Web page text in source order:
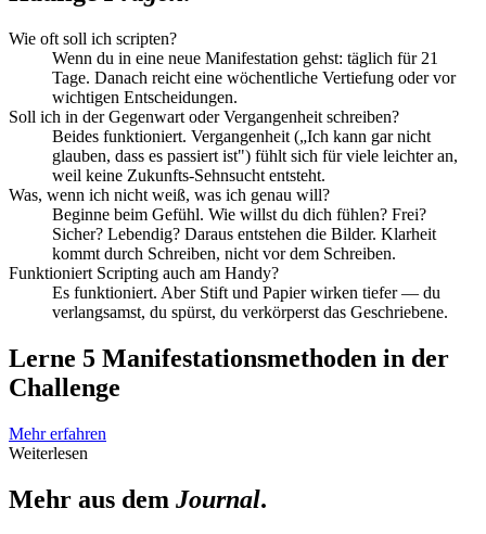
Wie oft soll ich scripten?
Wenn du in eine neue Manifestation gehst: täglich für 21
Tage. Danach reicht eine wöchentliche Vertiefung oder vor
wichtigen Entscheidungen.
Soll ich in der Gegenwart oder Vergangenheit schreiben?
Beides funktioniert. Vergangenheit („Ich kann gar nicht
glauben, dass es passiert ist") fühlt sich für viele leichter an,
weil keine Zukunfts-Sehnsucht entsteht.
Was, wenn ich nicht weiß, was ich genau will?
Beginne beim Gefühl. Wie willst du dich fühlen? Frei?
Sicher? Lebendig? Daraus entstehen die Bilder. Klarheit
kommt durch Schreiben, nicht vor dem Schreiben.
Funktioniert Scripting auch am Handy?
Es funktioniert. Aber Stift und Papier wirken tiefer — du
verlangsamst, du spürst, du verkörperst das Geschriebene.
Lerne 5 Manifestationsmethoden in der
Challenge
Mehr erfahren
Weiterlesen
Mehr aus dem Journal.